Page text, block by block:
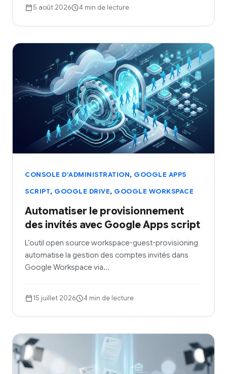
5 août 2026 4 min de lecture
CONSOLE D'ADMINISTRATION, GOOGLE APPS
SCRIPT, GOOGLE DRIVE, GOOGLE WORKSPACE
Automatiser le provisionnement
des invités avec Google Apps script
L’outil open source workspace-guest-provisioning
automatise la gestion des comptes invités dans
Google Workspace via…
15 juillet 2026 4 min de lecture